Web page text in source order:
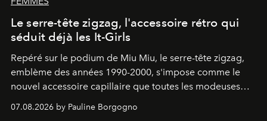
Le serre-tête zigzag, l'accessoire rétro qui
séduit déjà les It-Girls
Repéré sur le podium de Miu Miu, le serre-tête zigzag,
emblème des années 1990-2000, s'impose comme le
nouvel accessoire capillaire que toutes les modeuses
s'arrachent déjà.
07.08.2026 by Pauline Borgogno